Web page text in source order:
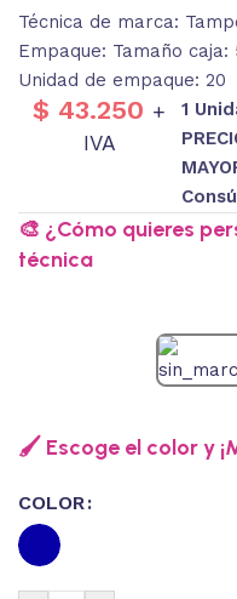
Técnica de marca:
Empaque: Tamaño
Unidad de empaque: 20
$ 43.250 +
IVA
1
🎨 ¿Cómo quieres
técnica
🖌️ Escoge el color y
COLOR